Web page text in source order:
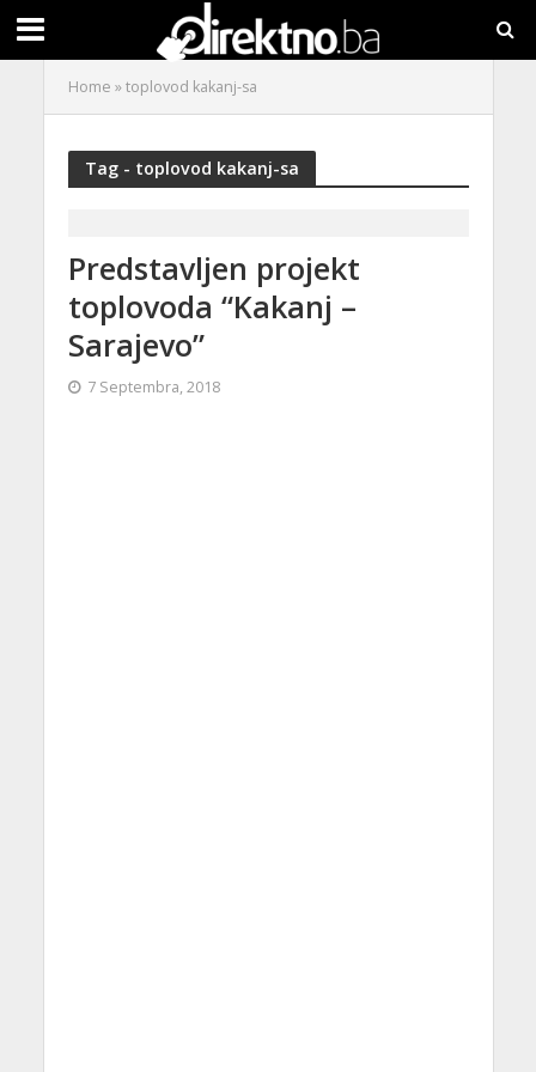
Home »toplovod kakanj-sa
Tag - toplovod kakanj-sa
Predstavljen projekt
toplovoda “Kakanj –
Sarajevo”
7 Septembra, 2018